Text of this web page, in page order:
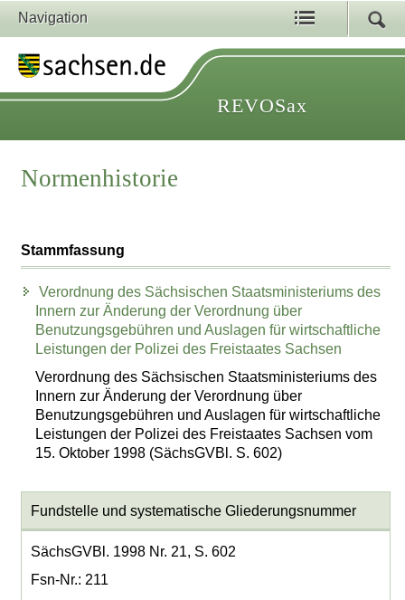
Navigation
REVOSax
Normenhistorie
Stammfassung
Verordnung des Sächsischen Staatsministeriums des
Innern zur Änderung der Verordnung über
Benutzungsgebühren und Auslagen für wirtschaftliche
Leistungen der Polizei des Freistaates Sachsen
Verordnung des Sächsischen Staatsministeriums des
Innern zur Änderung der Verordnung über
Benutzungsgebühren und Auslagen für wirtschaftliche
Leistungen der Polizei des Freistaates Sachsen vom
15. Oktober 1998 (SächsGVBl. S. 602)
Fundstelle und systematische Gliederungsnummer
SächsGVBl. 1998 Nr. 21, S. 602
Fsn-Nr.: 211